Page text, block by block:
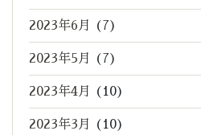
2023年6月 (7)
2023年5月 (7)
2023年4月 (10)
2023年3月 (10)